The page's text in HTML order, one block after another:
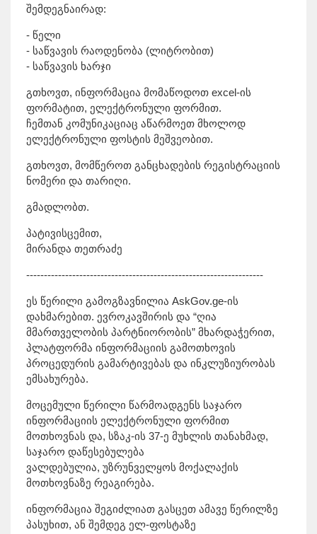
შემდეგნაირად:
- წელი
- საწვავის რაოდენობა (ლიტრობით)
- საწვავის ხარჯი
გთხოვთ, ინფორმაცია მომაწოდოთ excel-ის
ფორმატით, ელექტრონული ფორმით.
ჩემთან კომუნიკაციაც აწარმოეთ მხოლოდ
ელექტრონული ფოსტის მეშვეობით.
გთხოვთ, მომწეროთ განცხადების რეგისტრაციის
ნომერი და თარიღი.
გმადლობთ.
პატივისცემით,
მირანდა თეთრაძე
-------------------------------------------------------------------
ეს წერილი გამოგზავნილია AskGov.ge-ის
დახმარებით. ევროკავშირის და “ღია
მმართველობის პარტნიორობის” მხარდაჭერით,
პლატფორმა ინფორმაციის გამოთხოვის
პროცედურის გამარტივებას და ინკლუზიურობას
ემსახურება.
მოცემული წერილი წარმოადგენს საჯარო
ინფორმაციის ელექტრონული ფორმით
მოთხოვნას და, სზაკ-ის 37-ე მუხლის თანახმად,
საჯარო დაწესებულება
ვალდებულია, უზრუნველყოს მოქალაქის
მოთხოვნაზე რეაგირება.
ინფორმაცია შეგიძლიათ გასცეთ ამავე წერილზე
პასუხით, ან შემდეგ ელ-ფოსტაზე